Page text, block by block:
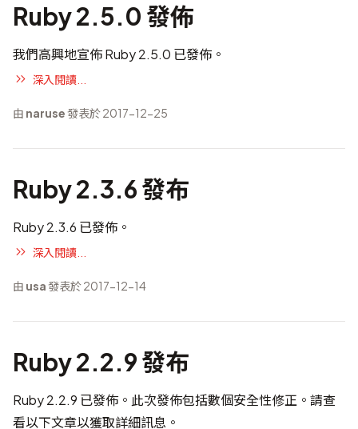
Ruby 2.5.0 發佈
我們高興地宣佈 Ruby 2.5.0 已發佈。
深入閱讀...
由 naruse發表於 2017-12-25
Ruby 2.3.6 發布
Ruby 2.3.6 已發佈。
深入閱讀...
由 usa發表於 2017-12-14
Ruby 2.2.9 發布
Ruby 2.2.9 已發佈。此次發佈包括數個安全性修正。請查
看以下文章以獲取詳細訊息。